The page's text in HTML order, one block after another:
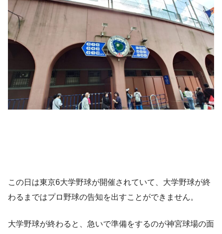
この日は東京6大学野球が開催されていて、大学野球が終
わるまではプロ野球の告知を出すことができません。
大学野球が終わると、急いで準備をするのが神宮球場の面